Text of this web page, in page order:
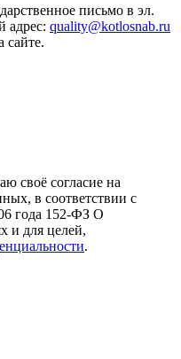
письмо в эл.
адрес: quality@kotlosnab.ru
сайте.
своё согласие на
в соответствии с
года 152-ФЗ О
и для целей,
.